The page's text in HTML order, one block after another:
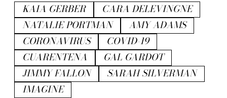
KAIA GERBER
CARA DELEVINGNE
NATALIE PORTMAN
AMY ADAMS
CORONAVIRUS
COVID-19
CUARENTENA
GAL GARDOT
JIMMY FALLON
SARAH SILVERMAN
IMAGINE